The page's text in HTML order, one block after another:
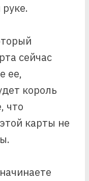
сейчас
ее,
король
что
карты не